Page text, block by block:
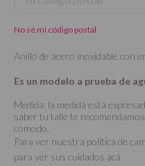
No sé mi código postal
Anillo de acero inoxidable con
Es un modelo a prueba de
Medida: la medida está
saber tu talle te
comodo.
Para ver nuestra política de
para ver sus cuidados acá